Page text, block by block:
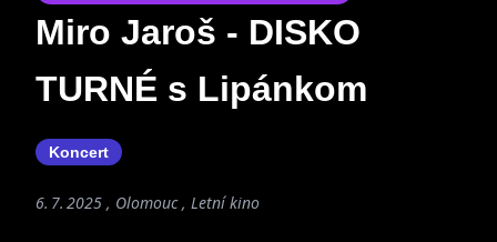
Miro Jaroš - DISKO
TURNÉ s Lipánkom
Koncert
6. 7. 2025 , Olomouc , Letní kino